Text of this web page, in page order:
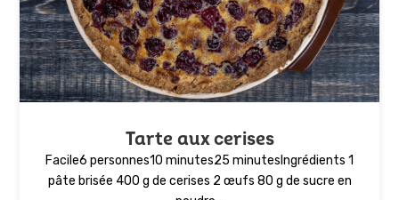
Tarte aux cerises
Facile6 personnes10 minutes25 minutesIngrédients 1
pâte brisée 400 g de cerises 2 œufs 80 g de sucre en